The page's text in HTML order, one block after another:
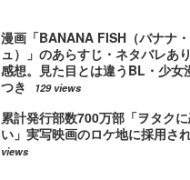
漫画「BANANA FISH（バナナ
ュ）」のあらすじ・ネタバレあ
感想。見た目とは違うBL・少女
つき
129 views
累計発行部数700万部「ヲタク
い」実写映画のロケ地に採用さ
views